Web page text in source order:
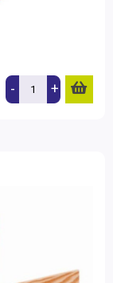
- +